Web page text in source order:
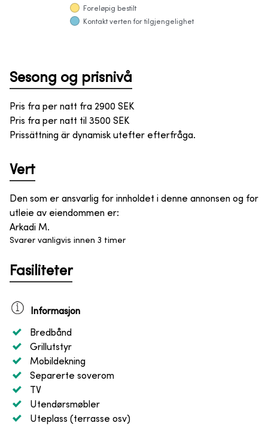
Foreløpig bestilt
Kontakt verten for tilgjengelighet
Sesong og prisnivå
Pris fra per natt fra 2900 SEK
Pris fra per natt til 3500 SEK
Prissättning är dynamisk utefter efterfråga.
Vert
Den som er ansvarlig for innholdet i denne annonsen og for
utleie av eiendommen er:
Arkadi M.
Svarer vanligvis innen 3 timer
Fasiliteter
Informasjon
Bredbånd
Grillutstyr
Mobildekning
Separerte soverom
TV
Utendørsmøbler
Uteplass (terrasse osv)